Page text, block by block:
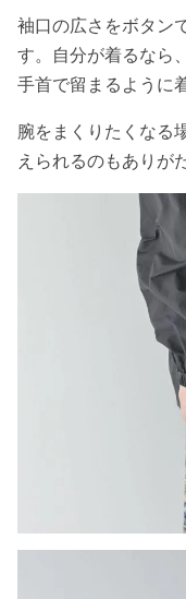
袖口の広さをボタン
す。自分が着るなら
手首で留まるように
腕をまくりたくなる
えられるのもありが